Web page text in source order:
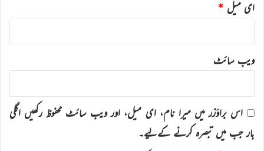
ای میل *
ویب‌ سائٹ
اس براؤزر میں میرا نام، ای میل، اور ویب سائٹ محفوظ رکھیں اگلی
بار جب میں تبصرہ کرنے کےلیے۔